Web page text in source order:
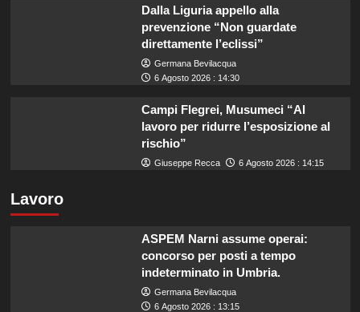
Dalla Liguria appello alla
prevenzione “Non guardate
direttamente l’eclissi”
Germana Bevilacqua
6 Agosto 2026 : 14:30
Campi Flegrei, Musumeci “Al
lavoro per ridurre l’esposizione al
rischio”
Giuseppe Recca 6 Agosto 2026 : 14:15
Lavoro
ASPEM Narni assume operai:
concorso per posti a tempo
indeterminato in Umbria.
Germana Bevilacqua
6 Agosto 2026 : 13:15